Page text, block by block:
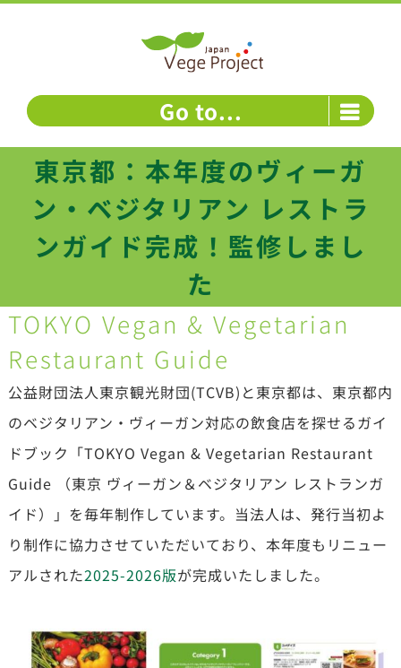
Go to...
東京都：本年度のヴィーガ
ン・ベジタリアン レストラ
ンガイド完成！監修しまし
た
TOKYO Vegan & Vegetarian
Restaurant Guide
公益財団法人東京観光財団(TCVB)と東京都は、東京都内
のベジタリアン・ヴィーガン対応の飲食店を探せるガイ
ドブック「TOKYO Vegan & Vegetarian Restaurant
Guide （東京 ヴィーガン＆ベジタリアン レストランガ
イド）」を毎年制作しています。当法人は、発行当初よ
り制作に協力させていただいており、本年度もリニュー
アルされた2025-2026版が完成いたしました。